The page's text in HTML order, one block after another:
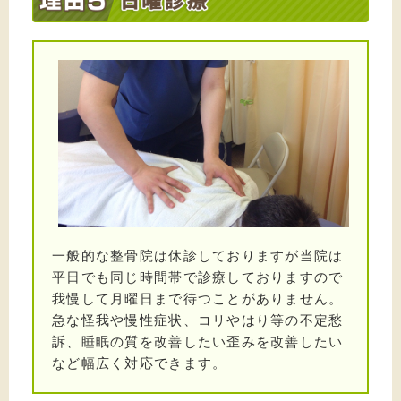
2024/05/05
2024/05/01
親御さんに腕を引っ張られ腕を使わなくなったお子さんを
整復しました。
2024/04/24
交通事故で首を痛めた方を施術しました
2024/04/19
右太ももの痛みが出ている方を施術しました
2024/04/11
交通事故で肩、首を痛めた方を施術しました
2024/04/07
腰を前に曲げると痛みが出る方を施術しました
2024/04/02
一般的な整骨院は休診しておりますが当院は
平日でも同じ時間帯で診療しておりますので
我慢して月曜日まで待つことがありません。
急な怪我や慢性症状、コリやはり等の不定愁
訴、睡眠の質を改善したい歪みを改善したい
など幅広く対応できます。